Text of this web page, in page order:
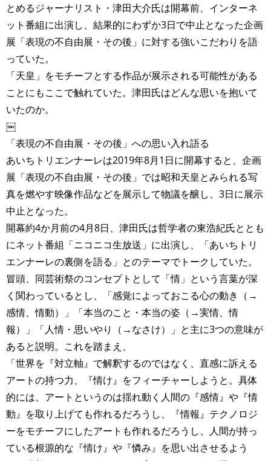
とめるジャーナリスト・津田大介氏は開幕前、インターネ
ット番組に出演し、結果的にわずか3日で中止となった企画
展「表現の不自由展・その後」に対する強いこだわりを語
っていた。
「天皇」をモチーフとする作品が展示される可能性がある
ことにもここで触れていた。津田氏はどんな思いを抱いて
いたのか。
￼
「表現の不自由展・その後」への思い入れ語る
あいちトリエンナーレは2019年8月1日に開幕すると、企画
展「表現の不自由展・その後」では昭和天皇とみられる写
真を燃やす映像作品などを展示して物議を醸し、3日に展示
中止となった。
開幕約4か月前の4月8日、津田氏は哲学者の東浩紀氏ととも
にネット番組「ニコニコ生放送」に出演し、「あいちトリ
エンナーレの裏側を語る」とのテーマでトークしていた。
冒頭、同芸術祭のコンセプトとして「情」という言葉が深
く関わっているとし、「感覚によっておこる心の動き（→
感情、情動）」「本当のこと・本当の姿（→実情、情
報）」「人情・思いやり（→なさけ）」と主に3つの意味が
あると説明。これを踏まえ、
「世界を『対立軸』で解釈するのではなく、直感に訴える
アートの持つ力、『情け』をフィーチャーしようと。具体
的には、アートというのは揺れ動く人間の『感情』や『情
動』を取り上げても作れるだろうし、『情報』テクノロジ
ーをモチーフにしたアートも作れるだろうし、人間が持っ
ている根源的な『情け』や『憐み』を思い出させるよう